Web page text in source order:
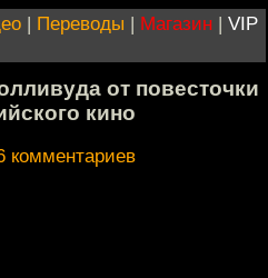
| Переводы | Магазин | VIP
от повесточки
кино
комментариев